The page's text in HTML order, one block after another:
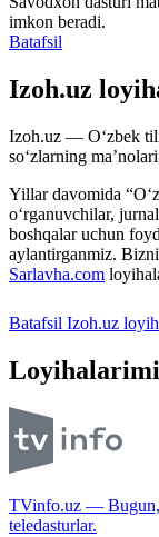
imkon beradi.
Batafsil
Izoh.uz
Izoh.uz — O‘zbek
so‘zlarning
Yillar davomida
o‘rganuvchilar,
boshqalar uchun
aylantirganmiz.
Sarlavha.com
Batafsil Izoh.uz
TVinfo.uz — Bugun,
teledasturlar.